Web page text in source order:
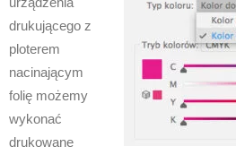
urządzenia
drukującego z
ploterem
nacinającym
folię możemy
wykonać
drukowane